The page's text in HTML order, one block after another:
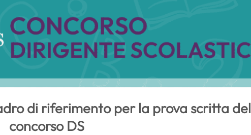
di riferimento per la prova scritta del
concorso DS